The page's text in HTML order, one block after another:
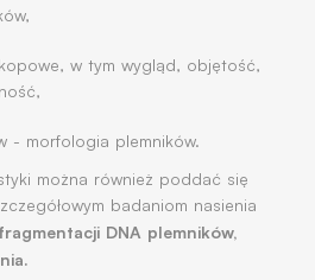
w tym wygląd, objętość,
- morfologia plemników.
można również poddać się
badaniom nasienia
DNA plemników,